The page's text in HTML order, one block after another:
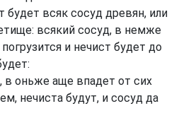
будет всяк сосуд древян, или
всякий сосуд, в немже
и нечист будет до
в оньже аще впадет от сих
нечиста будут, и сосуд да